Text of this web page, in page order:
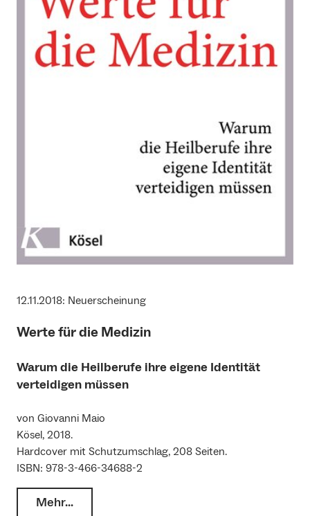
12.11.2018: Neuerscheinung
Werte für die Medizin
Warum die Heilberufe ihre eigene Identität
verteidigen müssen
von Giovanni Maio
Kösel, 2018.
Hardcover mit Schutzumschlag, 208 Seiten.
ISBN: 978-3-466-34688-2
Mehr…